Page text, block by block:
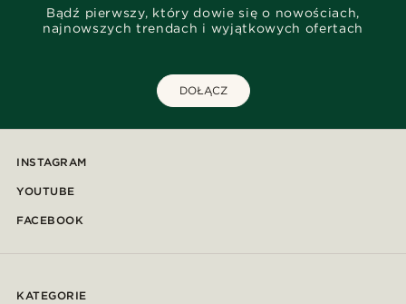
Bądź pierwszy, który dowie się o nowościach,
najnowszych trendach i wyjątkowych ofertach
DOŁĄCZ
INSTAGRAM
YOUTUBE
FACEBOOK
KATEGORIE